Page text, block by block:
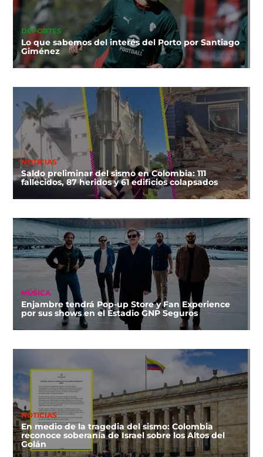
DEPORTES
Lo que sabemos del interés del Porto por Santiago
Giménez
NOTICIAS
Saldo preliminar del sismo en Colombia: 111
fallecidos, 87 heridos y 61 edificios colapsados
MÚSICA
Enjambre tendrá Pop-up Store y Fan Experience
por sus shows en el Estadio GNP Seguros
NOTICIAS
En medio de la tragedia del sismo: Colombia
reconoce soberanía de Israel sobre los Altos del
Golán